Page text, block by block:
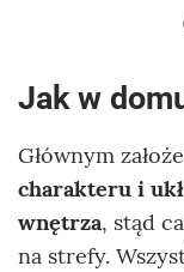
Jak w
Głównym
charakteru i
wnętrza, stąd
na strefy.